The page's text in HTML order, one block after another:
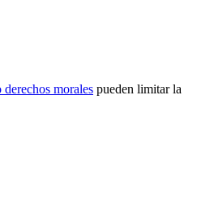
morales pueden limitar la